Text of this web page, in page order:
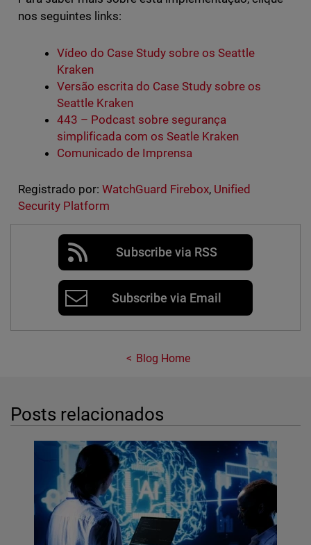
nos seguintes links:
Vídeo do Case Study sobre os Seattle
Kraken
Versão escrita do Case Study sobre os
Seattle Kraken
443 – Podcast sobre segurança
simplificada com os Seatle Kraken
Comunicado de Imprensa
Registrado por: WatchGuard Firebox, Unified
Security Platform
Subscribe via RSS
Subscribe via Email
Blog Home
Posts relacionados